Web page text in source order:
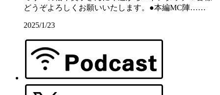
どうぞよろしくお願いいたします。●本編MC陣……
2025/1/23